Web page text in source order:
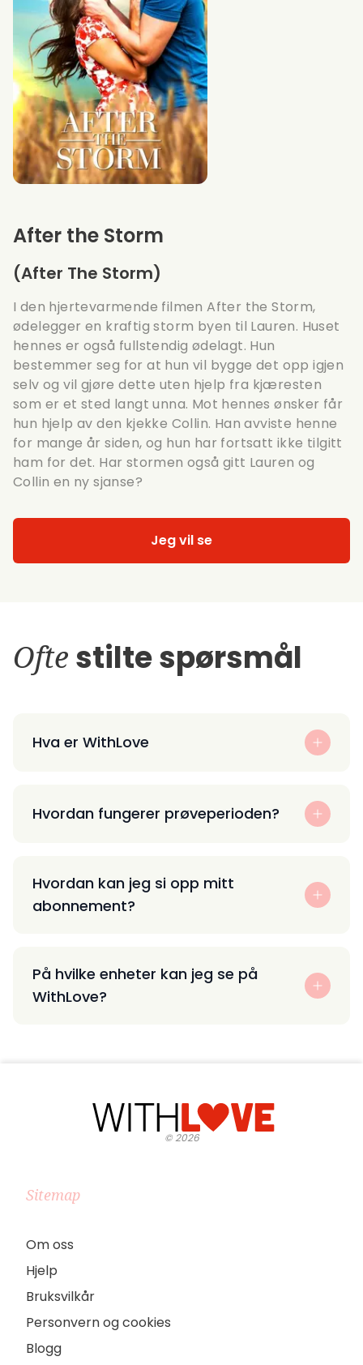
After the Storm
(After The Storm)
I den hjertevarmende filmen After the Storm,
ødelegger en kraftig storm byen til Lauren. Huset
hennes er også fullstendig ødelagt. Hun
bestemmer seg for at hun vil bygge det opp igjen
selv og vil gjøre dette uten hjelp fra kjæresten
som er et sted langt unna. Mot hennes ønsker får
hun hjelp av den kjekke Collin. Han avviste henne
for mange år siden, og hun har fortsatt ikke tilgitt
ham for det. Har stormen også gitt Lauren og
Collin en ny sjanse?
Jeg vil se
Ofte stilte spørsmål
Hva er WithLove
Hvordan fungerer prøveperioden?
Hvordan kan jeg si opp mitt
abonnement?
På hvilke enheter kan jeg se på
WithLove?
©2026
Sitemap
Om oss
Hjelp
Bruksvilkår
Personvern og cookies
Blogg